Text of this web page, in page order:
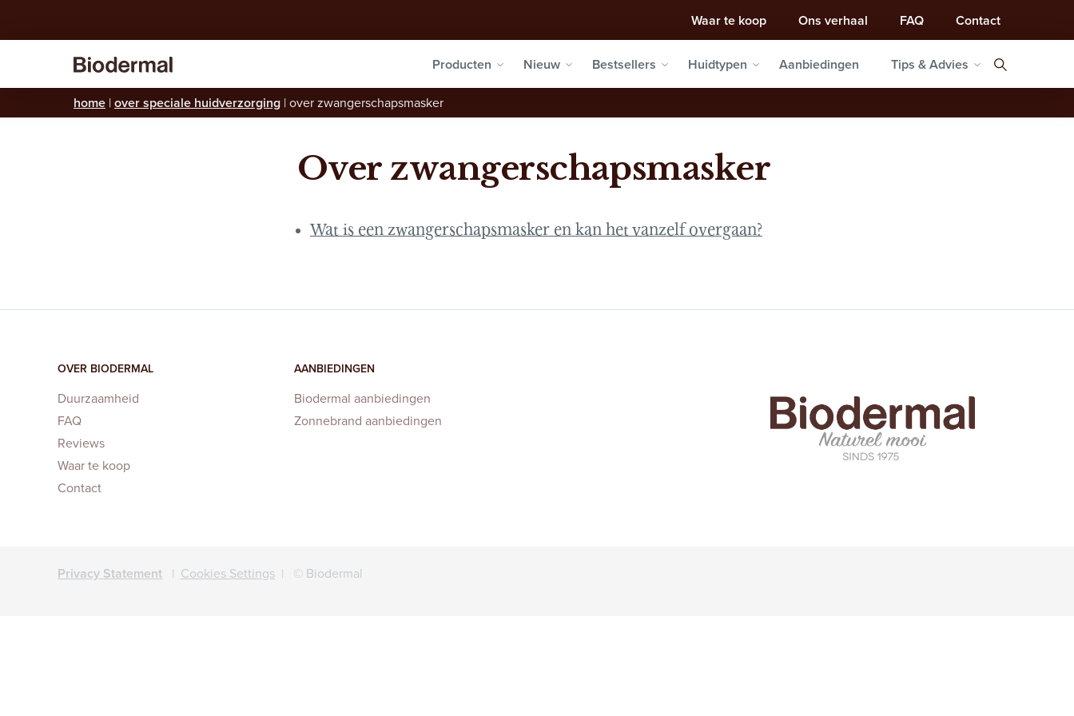
Waar te koop Ons verhaal FAQ Contact
Producten Nieuw Bestsellers Huidtypen Aanbiedingen Tips & Advies
home |over speciale huidverzorging |over zwangerschapsmasker
Over zwangerschapsmasker
Wat is een zwangerschapsmasker en kan het vanzelf overgaan?
OVER BIODERMAL
Duurzaamheid
FAQ
Reviews
Waar te koop
Contact
AANBIEDINGEN
Biodermal aanbiedingen
Zonnebrand aanbiedingen
Privacy Statement | Cookies Settings | © Biodermal